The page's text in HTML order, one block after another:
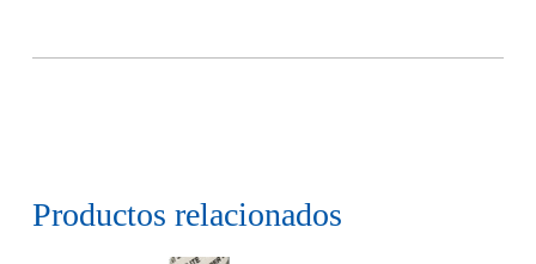
Productos relacionados